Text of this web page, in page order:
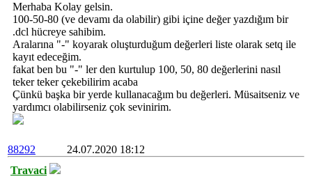
Merhaba Kolay gelsin.
100-50-80 (ve devamı da olabilir) gibi içine değer yazdığım bir
.dcl hücreye sahibim.
Aralarına "-" koyarak oluşturduğum değerleri liste olarak setq ile
kayıt edeceğim.
fakat ben bu "-" ler den kurtulup 100, 50, 80 değerlerini nasıl
teker teker çekebilirim acaba
Çünkü başka bir yerde kullanacağım bu değerleri. Müsaitseniz ve
yardımcı olabilirseniz çok sevinirim.
88292
24.07.2020 18:12
Travaci